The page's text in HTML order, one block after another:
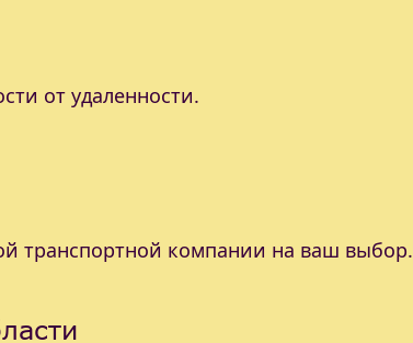
от удаленности.
транспортной компании на ваш выбор.